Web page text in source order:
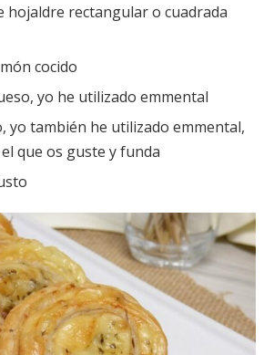
hojaldre rectangular o cuadrada
cocido
yo he utilizado emmental
yo también he utilizado emmental,
que os guste y funda